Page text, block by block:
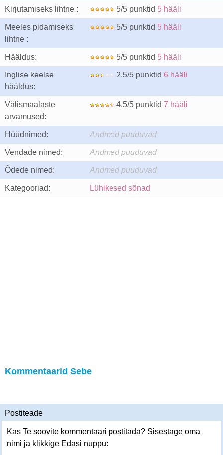
Kirjutamiseks lihtne : 5/5 punktid 5 hääli
Meeles pidamiseks
lihtne :
5/5 punktid 5 hääli
Hääldus: 5/5 punktid 5 hääli
Inglise keelse
hääldus:
2.5/5 punktid 6 hääli
Välismaalaste
arvamused:
4.5/5 punktid 7 hääli
Hüüdnimed: Andmed puuduvad
Vendade nimed: Andmed puuduvad
Õdede nimed: Andmed puuduvad
Kategooriad: Lühikesed sõnad
Kommentaarid Sebe
Postiteade
Kas Te soovite kommentaari postitada? Sisestage oma
nimi ja klikkige Edasi nuppu: